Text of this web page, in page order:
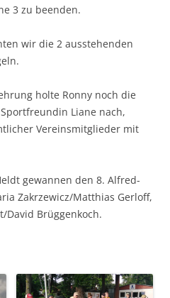
3 zu beenden.
wir die 2 ausstehenden
holte Ronny noch die
Liane nach,
Vereinsmitglieder mit
gewannen den 8. Alfred-
Zakrzewicz/Matthias Gerloff,
David Brüggenkoch.